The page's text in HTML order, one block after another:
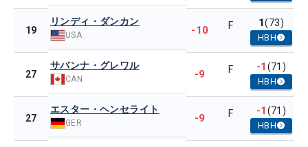
19
リンディ・ダンカン
USA -10 F 1(73)
HBH
27
サバンナ・グレワル
CAN -9 F -1(71)
HBH
27
エスター・ヘンセライト
GER -9 F -1(71)
HBH